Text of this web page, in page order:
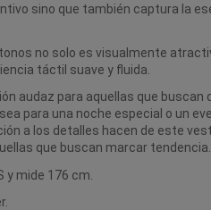
sino que también captura la
no solo es visualmente
táctil suave y fluida.
audaz para aquellas que buscan
para una noche especial o un
a los detalles hacen de este
que buscan marcar tendencia.
y mide 176 cm.